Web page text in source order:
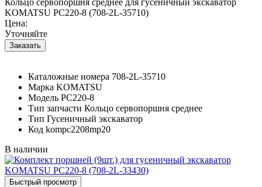
KOMATSU PC220-8 (708-2L-35710)
Цена:
Уточняйте
Каталожные номера 708-2L-35710
Марка KOMATSU
Модель PC220-8
Тип запчасти Кольцо сервопоршня среднее
Тип Гусеничный экскаватор
Код kompc2208mp20
В наличии